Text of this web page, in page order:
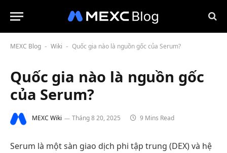
MEXC Blog - Wiki - Quốc gia nào là nguồn gốc của Serum?
Quốc gia nào là nguồn gốc
của Serum?
MEXC Wiki Tháng 8 20, 2025 9 Mins Read
Serum là một sàn giao dịch phi tập trung (DEX) và hệ